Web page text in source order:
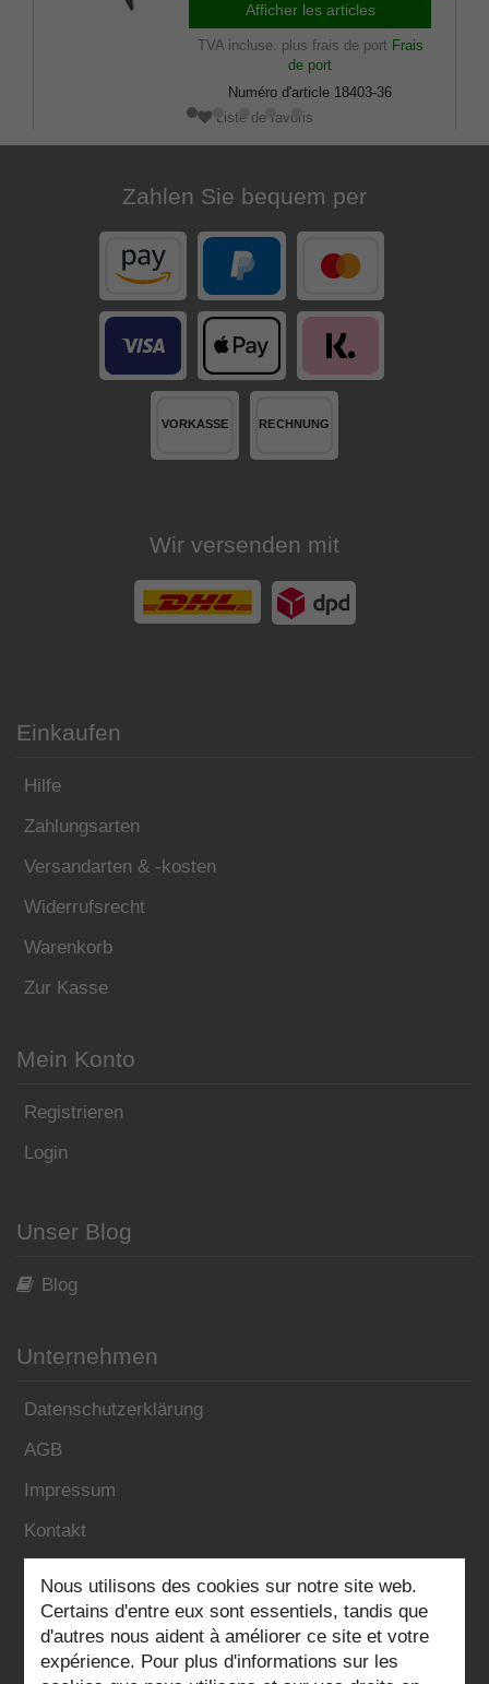
Afficher les articles
TVA incluse. plus frais de port Frais
de port
Numéro d'article 18403-36
Liste de favoris
Zahlen Sie bequem per
Wir versenden mit
Einkaufen
Hilfe
Zahlungsarten
Versandarten & -kosten
Widerrufsrecht
Warenkorb
Zur Kasse
Mein Konto
Registrieren
Login
Unser Blog
Blog
Unternehmen
Datenschutzerklärung
AGB
Impressum
Kontakt
Folgen Sie uns:
Nous utilisons des cookies sur notre site web.
Certains d'entre eux sont essentiels, tandis que
d'autres nous aident à améliorer ce site et votre
expérience. Pour plus d'informations sur les